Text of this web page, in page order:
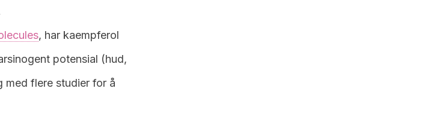
, har kaempferol
potensial (hud,
med flere studier for å